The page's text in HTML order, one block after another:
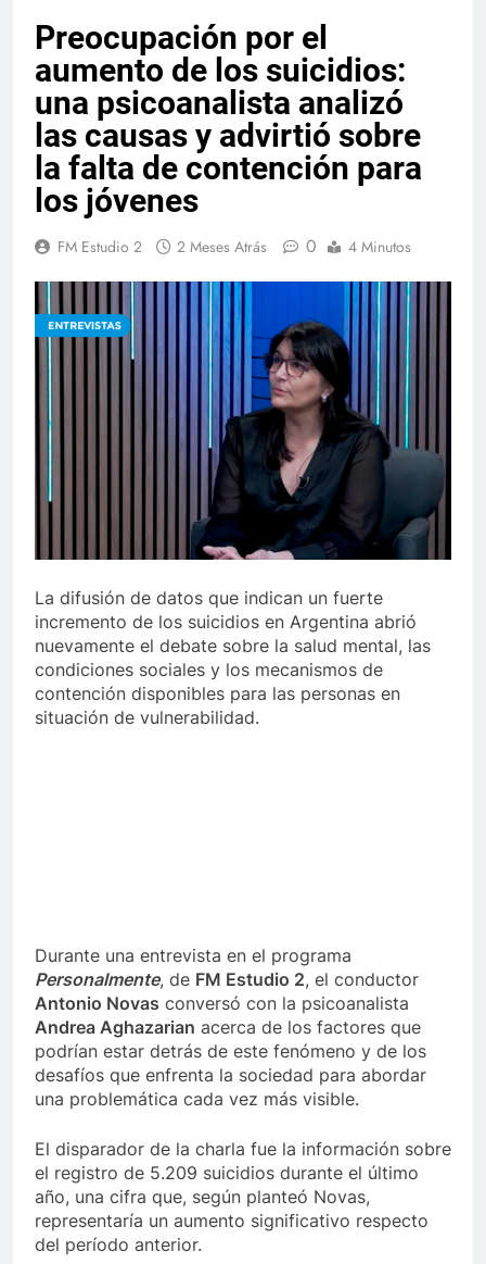
Preocupación por el
aumento de los suicidios:
una psicoanalista analizó
las causas y advirtió sobre
la falta de contención para
los jóvenes
FM Estudio 2 2 Meses Atrás 0 4 Minutos
La difusión de datos que indican un fuerte
incremento de los suicidios en Argentina abrió
nuevamente el debate sobre la salud mental, las
condiciones sociales y los mecanismos de
contención disponibles para las personas en
situación de vulnerabilidad.
Durante una entrevista en el programa
Personalmente, de FM Estudio 2, el conductor
Antonio Novas conversó con la psicoanalista
Andrea Aghazarian acerca de los factores que
podrían estar detrás de este fenómeno y de los
desafíos que enfrenta la sociedad para abordar
una problemática cada vez más visible.
El disparador de la charla fue la información sobre
el registro de 5.209 suicidios durante el último
año, una cifra que, según planteó Novas,
representaría un aumento significativo respecto
del período anterior.